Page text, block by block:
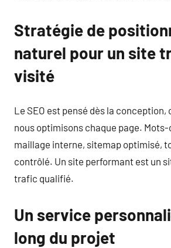
Stratégie de
naturel pour un site
visité
Le SEO est pensé dès la conception,
nous optimisons chaque page.
maillage interne, sitemap optimisé,
contrôlé. Un site performant est un
trafic qualifié.
Un service
long du projet